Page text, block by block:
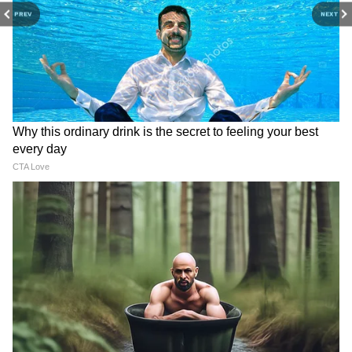
PREV NEXT
View post on Instagram
Hindi पर।
RECOMMENDED STORIES